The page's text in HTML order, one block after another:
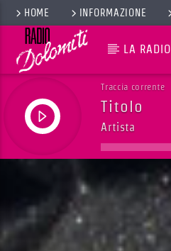
HOME INFORMAZIONE
LA RADIO
Traccia corrente
Titolo
Artista